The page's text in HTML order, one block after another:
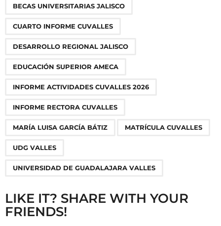
g
BECAS UNIVERSITARIAS JALISCO
CUARTO INFORME CUVALLES
DESARROLLO REGIONAL JALISCO
EDUCACIÓN SUPERIOR AMECA
INFORME ACTIVIDADES CUVALLES 2026
INFORME RECTORA CUVALLES
MARÍA LUISA GARCÍA BÁTIZ MATRÍCULA CUVALLES
UDG VALLES
UNIVERSIDAD DE GUADALAJARA VALLES
LIKE IT? SHARE WITH YOUR
FRIENDS!